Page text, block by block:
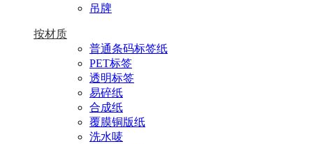
吊牌
按材质
普通条码标签纸
PET标签
透明标签
易碎纸
合成纸
覆膜铜版纸
洗水唛